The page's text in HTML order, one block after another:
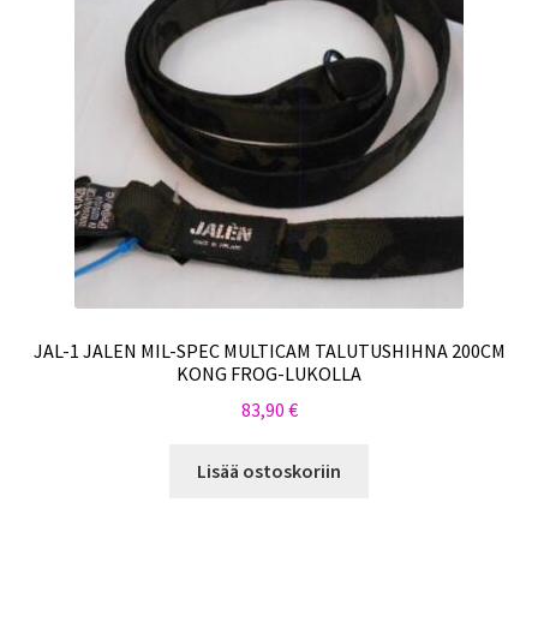
JAL-1 JALEN MIL-SPEC MULTICAM TALUTUSHIHNA 200CM
KONG FROG-LUKOLLA
83,90 €
Lisää ostoskoriin